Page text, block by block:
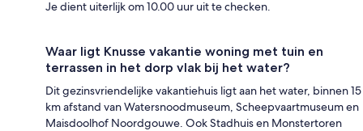
Je dient uiterlijk om 10.00 uur uit te checken.
Waar ligt Knusse vakantie woning met tuin en
terrassen in het dorp vlak bij het water?
Dit gezinsvriendelijke vakantiehuis ligt aan het water, binnen 15
km afstand van Watersnoodmuseum, Scheepvaartmuseum en
Maisdoolhof Noordgouwe. Ook Stadhuis en Monstertoren